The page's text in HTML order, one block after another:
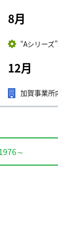
8月
“Aシリー
12月
加賀事業所
～